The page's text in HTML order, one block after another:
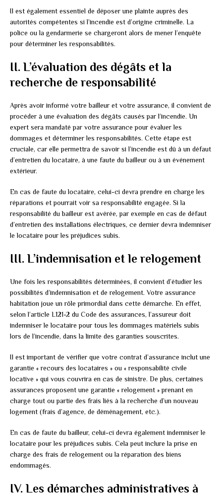
Il est également essentiel de déposer une plainte auprès des
autorités compétentes si l’incendie est d’origine criminelle. La
police ou la gendarmerie se chargeront alors de mener l’enquête
pour déterminer les responsabilités.
II. L’évaluation des dégâts et la
recherche de responsabilité
Après avoir informé votre bailleur et votre assurance, il convient de
procéder à une évaluation des dégâts causés par l’incendie. Un
expert sera mandaté par votre assurance pour évaluer les
dommages et déterminer les responsabilités. Cette étape est
cruciale, car elle permettra de savoir si l’incendie est dû à un défaut
d’entretien du locataire, à une faute du bailleur ou à un événement
extérieur.
En cas de faute du locataire, celui-ci devra prendre en charge les
réparations et pourrait voir sa responsabilité engagée. Si la
responsabilité du bailleur est avérée, par exemple en cas de défaut
d’entretien des installations électriques, ce dernier devra indemniser
le locataire pour les préjudices subis.
III. L’indemnisation et le relogement
Une fois les responsabilités déterminées, il convient d’étudier les
possibilités d’indemnisation et de relogement. Votre assurance
habitation joue un rôle primordial dans cette démarche. En effet,
selon l’article L121-2 du Code des assurances, l’assureur doit
indemniser le locataire pour tous les dommages matériels subis
lors de l’incendie, dans la limite des garanties souscrites.
Il est important de vérifier que votre contrat d’assurance inclut une
garantie « recours des locataires » ou « responsabilité civile
locative » qui vous couvrira en cas de sinistre. De plus, certaines
assurances proposent une garantie « relogement » prenant en
charge tout ou partie des frais liés à la recherche d’un nouveau
logement (frais d’agence, de déménagement, etc.).
En cas de faute du bailleur, celui-ci devra également indemniser le
locataire pour les préjudices subis. Cela peut inclure la prise en
charge des frais de relogement ou la réparation des biens
endommagés.
IV. Les démarches administratives à